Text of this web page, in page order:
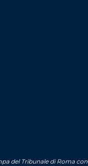
del Tribunale di Roma con